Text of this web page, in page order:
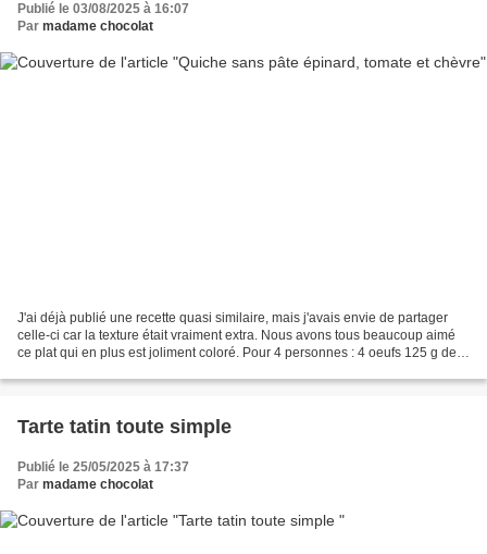
Publié le 03/08/2025 à 16:07
Par madame chocolat
J'ai déjà publié une recette quasi similaire, mais j'avais envie de partager
celle-ci car la texture était vraiment extra. Nous avons tous beaucoup aimé
ce plat qui en plus est joliment coloré. Pour 4 personnes : 4 oeufs 125 g de
Tarte tatin toute simple
Publié le 25/05/2025 à 17:37
Par madame chocolat